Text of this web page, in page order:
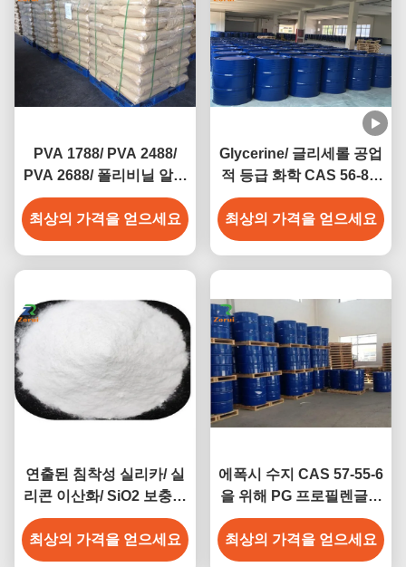
PVA 1788/ PVA 2488/
PVA 2688/ 폴리비닐 알코
올 CAS 9002-89-5
최상의 가격을 얻으세요
Glycerine/ 글리세롤 공업
적 등급 화학 CAS 56-81-
5
최상의 가격을 얻으세요
연출된 침착성 실리카/ 실
리콘 이산화/ SiO2 보충제
CAS 7631-86-9 E551
최상의 가격을 얻으세요
에폭시 수지 CAS 57-55-6
을 위해 PG 프로필렌글리
콜 공업적 등급 화학
최상의 가격을 얻으세요